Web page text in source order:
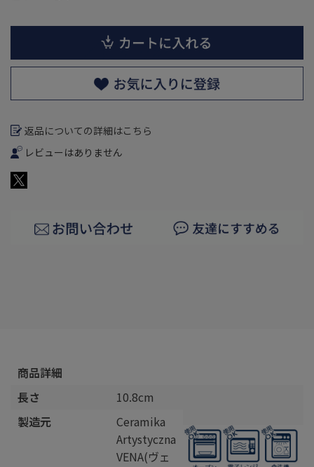
返品についての詳細はこちら
レビューはありません
商品詳細
長さ
10.8cm
製造元
Ceramika
Artystyczna
VENA(ヴェ